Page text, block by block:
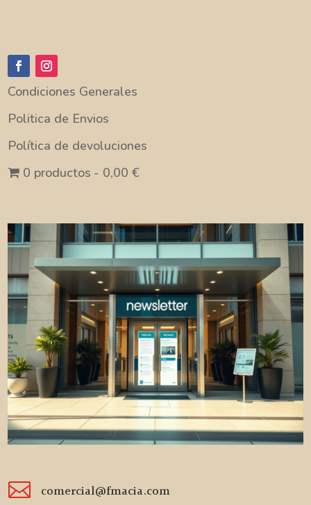
Condiciones Generales
Politica de Envios
Política de devoluciones
0 productos
0,00 €
 comercial@fmacia.com